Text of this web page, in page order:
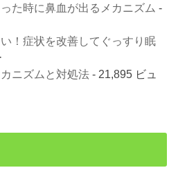
た時に鼻血が出るメカニズム -
！症状を改善してぐっすり眠
ニズムと対処法 - 21,895 ビュ